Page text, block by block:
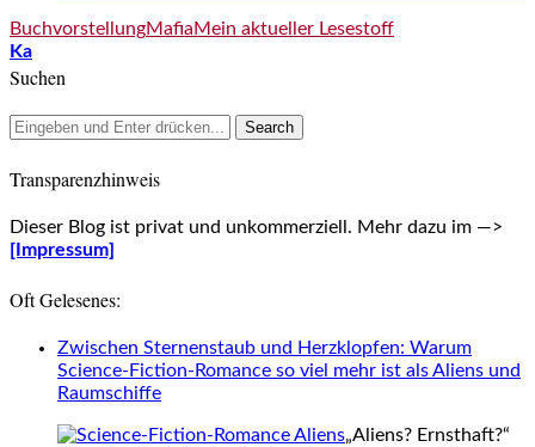
BuchvorstellungMafiaMein aktueller Lesestoff
Ka
Suchen
Transparenzhinweis
Dieser Blog ist privat und unkommerziell. Mehr dazu im —>
[Impressum]
Oft Gelesenes:
Zwischen Sternenstaub und Herzklopfen: Warum
Science-Fiction-Romance so viel mehr ist als Aliens und
Raumschiffe
„Aliens? Ernsthaft?“